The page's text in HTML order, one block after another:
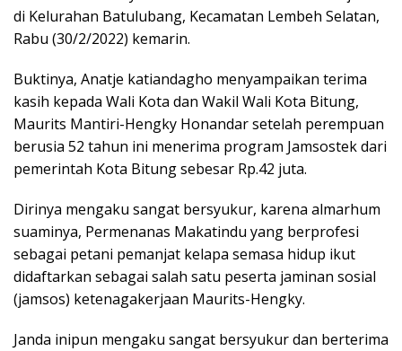
di Kelurahan Batulubang, Kecamatan Lembeh Selatan,
Rabu (30/2/2022) kemarin.
Buktinya, Anatje katiandagho menyampaikan terima
kasih kepada Wali Kota dan Wakil Wali Kota Bitung,
Maurits Mantiri-Hengky Honandar setelah perempuan
berusia 52 tahun ini menerima program Jamsostek dari
pemerintah Kota Bitung sebesar Rp.42 juta.
Dirinya mengaku sangat bersyukur, karena almarhum
suaminya, Permenanas Makatindu yang berprofesi
sebagai petani pemanjat kelapa semasa hidup ikut
didaftarkan sebagai salah satu peserta jaminan sosial
(jamsos) ketenagakerjaan Maurits-Hengky.
Janda inipun mengaku sangat bersyukur dan berterima